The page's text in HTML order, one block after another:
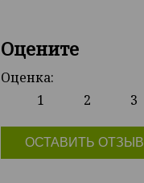
Оцените
Оценка:
1
2 3
ОСТАВИТЬ ОТЗЫВ